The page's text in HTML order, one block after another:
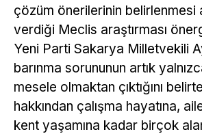
çözüm önerilerinin belirlenmesi
verdiği Meclis araştırması
Yeni Parti Sakarya Milletvekili
barınma sorununun artık
mesele olmaktan çıktığını
hakkından çalışma hayatına,
kent yaşamına kadar birçok